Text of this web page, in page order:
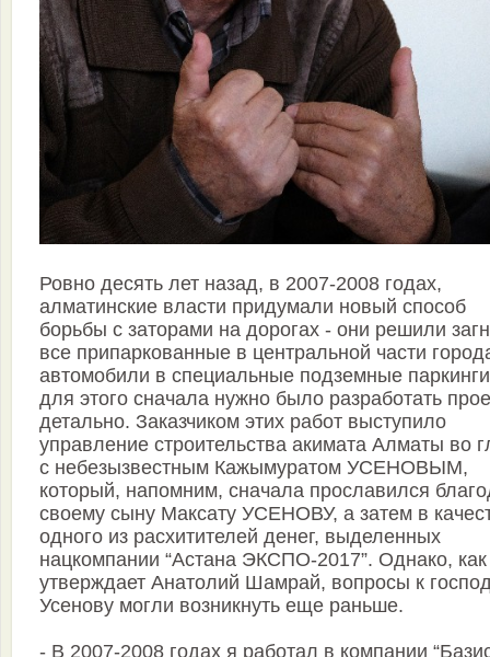
Ровно десять лет назад, в 2007-2008 годах,
алматинские власти придумали новый способ
борьбы с заторами на дорогах - они решили
все припаркованные в центральной части
автомобили в специальные подземные
для этого сначала нужно было разработать
детально. Заказчиком этих работ выступило
управление строительства акимата Алматы во
с небезызвестным Кажымуратом УСЕНОВЫМ,
который, напомним, сначала прославился
своему сыну Максату УСЕНОВУ, а затем в
одного из расхитителей денег, выделенных
нацкомпании “Астана ЭКСПО-2017”. Однако, как
утверждает Анатолий Шамрай, вопросы к
Усенову могли возникнуть еще раньше.
- В 2007-2008 годах я работал в компании